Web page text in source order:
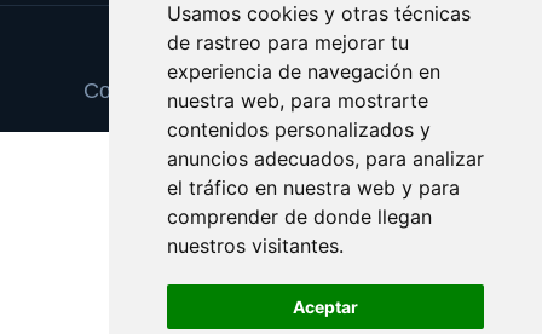
Usamos cookies y otras técnicas
de rastreo para mejorar tu
experiencia de navegación en
nuestra web, para mostrarte
contenidos personalizados y
anuncios adecuados, para analizar
el tráfico en nuestra web y para
comprender de donde llegan
nuestros visitantes.
Aceptar
Update cookies preferences
Copyright © 2025 mensajeprivado.com